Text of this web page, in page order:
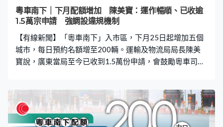
暫時他想適應一下，他們都可能想到一些方便的停車場泊
車，或者到一些酒店泊車，然後再轉乘其他很方便、四通
渡輪、電車，其實我們都很想在這方
粵車南下｜下月配額增加 陳美寶：運作暢順、已收逾
1.5萬宗申請 強調設違規機制
【有線新聞】「粵車南下」入市區，下月25日起增加五個
城市，每日預約名額增至200輛。運輸及物流局局長陳美
寶說，廣東當局至今已收到1.5萬份申請，會鼓勵粵車司機
車輛懷疑採用「黑玻璃」，或者使用自動駕駛功能，不符
合本地法例。運輸及物流局局長陳美寶說，這些都屬於零
星個案，強調有機制處理。陳美寶：「如果調查得出他是